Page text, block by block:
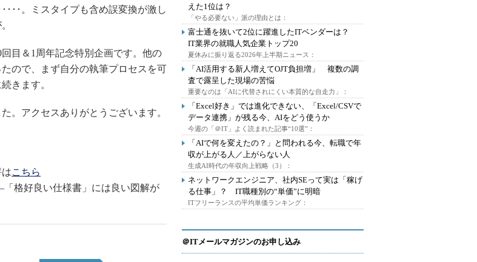
･･･。ミスタイプも含め誤変換が激し
目＆1周年記念特別企画です。他の
ので、まず自分の執筆プロセスを可
きます。
。アクセスありがとうございます。
こちら
格好良い仕様書」には良い図解が
えた1位は？
「やる必要ない」派の理由とは：
富士通を抜いて2位に躍進したITベンダーは？
IT業界の就職人気企業トップ20
夏休みに振り返る2026年上半期ニュース：
「AI活用する新人増えてOJT負担増」 複数の調
査で露呈した現場の苦悩
重要なのは「AIに代替されにくい本質的な自走力」：
「Excel好き」では進化できない、「Excel/CSVで
データ連携」が残る今、AIをどう使うか
今週の「＠IT」よく読まれた記事“10選”：
「AIで何を変えたの？」と問われる今、転職で年
収が上がる人／上がらない人
生成AI時代の年収向上戦略（3）：
ネットワークエンジニア、社内SEって実は「稼げ
る仕事」？ IT職種別の“単価”に明暗
ITフリーランスの平均単価ランキング：
＠ITメールマガジンのお申し込み